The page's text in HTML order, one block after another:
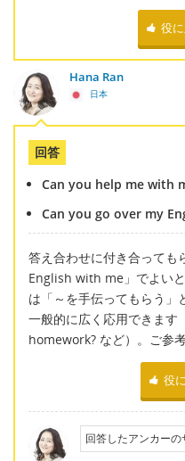
役
Hana Ran
日本
回答
Can you help me with
Can you go over my
答え合わせに付き合って
English with me」でよい
は「～を手伝ってもらう」
一般的に広く応用できま
homework? など）。ご参
役
回答したアンカーの